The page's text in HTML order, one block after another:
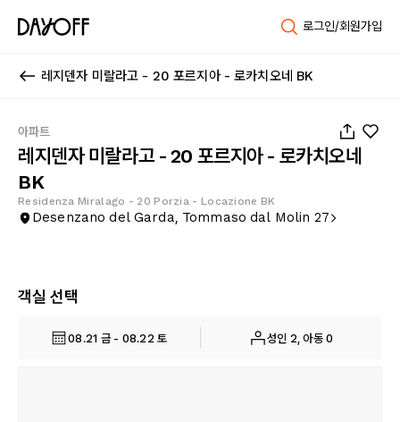
로그인/회원가입
레지덴자 미랄라고 - 20 포르지아 - 로카치오네 BK
아파트
레지덴자 미랄라고 - 20 포르지아 - 로카치오네
BK
Residenza Miralago - 20 Porzia - Locazione BK
Desenzano del Garda, Tommaso dal Molin 27
객실 선택
08.21 금 - 08.22 토 성인 2, 아동 0